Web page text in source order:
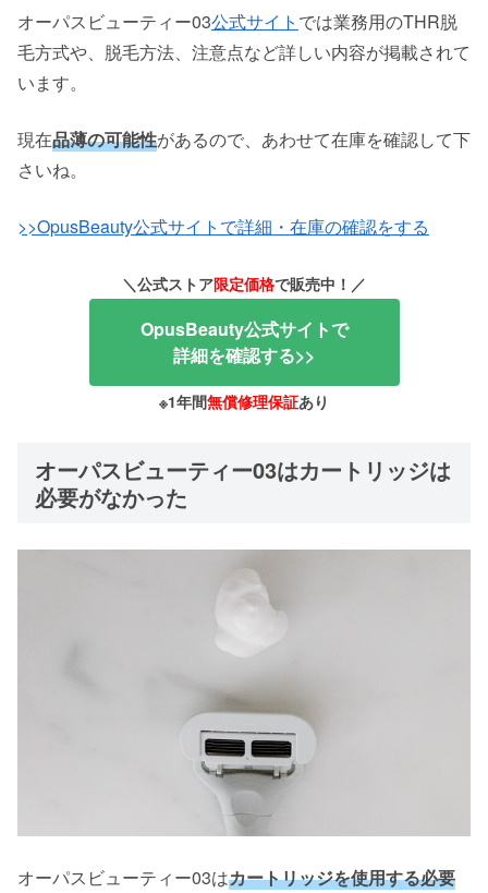
オーパスビューティー03公式サイト では業務用のTHR脱
毛方式や、脱毛方法、注意点など詳しい内容が掲載されて
います。
現在品薄の可能性があるので、あわせて在庫を確認して下
さいね。
>>OpusBeauty公式サイトで詳細・在庫の確認をする
＼公式ストア限定価格で販売中！／
OpusBeauty公式サイトで
詳細を確認する>>
※1年間無償修理保証あり
オーパスビューティー03はカートリッジは
必要がなかった
オーパスビューティー03はカートリッジを使用する必要